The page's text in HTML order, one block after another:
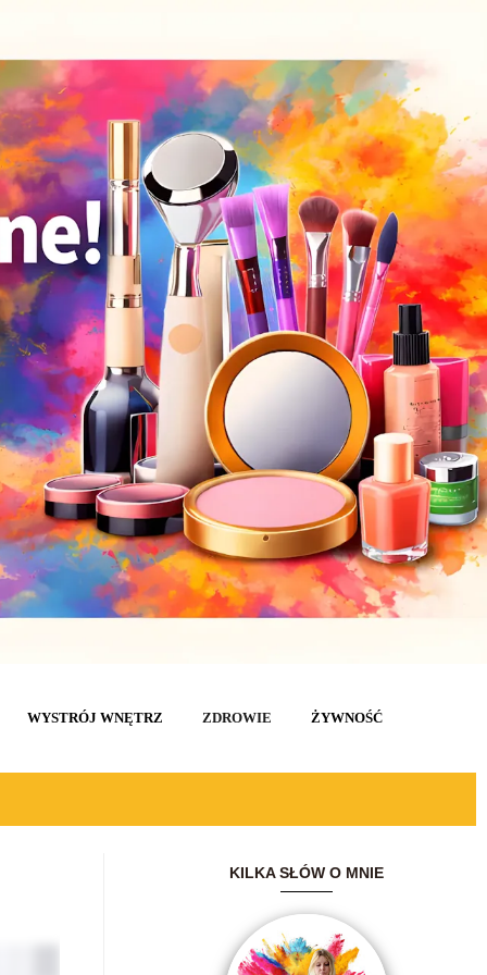
WYSTRÓJ WNĘTRZ ZDROWIE ŻYWNOŚĆ
KILKA SŁÓW O MNIE